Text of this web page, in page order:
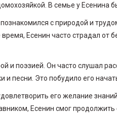
В семье у Есенина
с природой и
Есенин часто страдал от
и поэзией. Он часто слушал
песни. Это побудило его
его желание
Есенин смог